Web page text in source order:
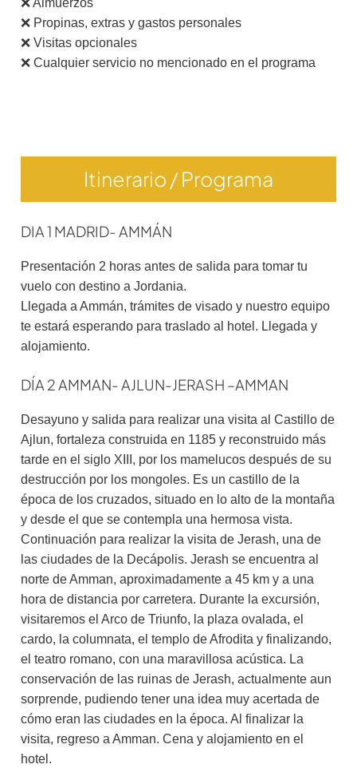
❌ Propinas, extras y gastos personales
❌ Visitas opcionales
❌ Cualquier servicio no mencionado en el programa
Itinerario / Programa
DIA 1 MADRID- AMMÁN
Presentación 2 horas antes de salida para tomar tu
vuelo con destino a Jordania.
Llegada a Ammán, trámites de visado y nuestro equipo
te estará esperando para traslado al hotel. Llegada y
alojamiento.
DÍA 2 AMMAN- AJLUN-JERASH –AMMAN
Desayuno y salida para realizar una visita al Castillo de
Ajlun, fortaleza construida en 1185 y reconstruido más
tarde en el siglo XIII, por los mamelucos después de su
destrucción por los mongoles. Es un castillo de la
época de los cruzados, situado en lo alto de la montaña
y desde el que se contempla una hermosa vista.
Continuación para realizar la visita de Jerash, una de
las ciudades de la Decápolis. Jerash se encuentra al
norte de Amman, aproximadamente a 45 km y a una
hora de distancia por carretera. Durante la excursión,
visitaremos el Arco de Triunfo, la plaza ovalada, el
cardo, la columnata, el templo de Afrodita y finalizando,
el teatro romano, con una maravillosa acústica. La
conservación de las ruinas de Jerash, actualmente aun
sorprende, pudiendo tener una idea muy acertada de
cómo eran las ciudades en la época. Al finalizar la
visita, regreso a Amman. Cena y alojamiento en el
hotel.